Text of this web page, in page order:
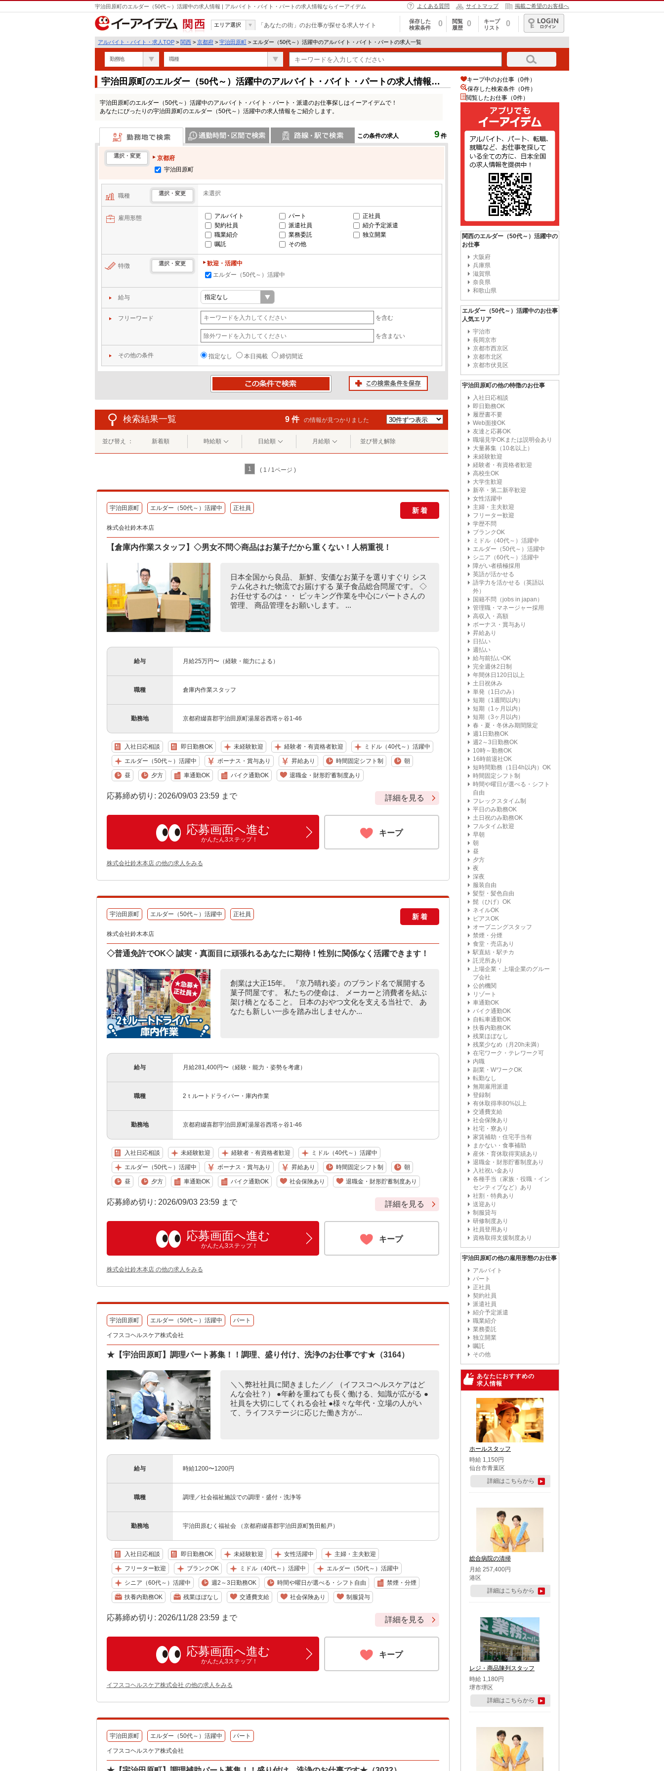
宇治田原町のエルダー（50代～）活躍中の求人情報 | アルバイト・バイト・パートの求人情報ならイーアイデム よくある質問 サイトマップ 掲載ご希望のお客様へ
関西
エリア選択 「あなたの街」のお仕事が探せる求人サイト
保存した
検索条件
0
閲覧
履歴
0
キープ
リスト
0
ログイン
アルバイト・バイト・求人TOP > 関西 > 京都府 > 宇治田原町 > エルダー（50代～）活躍中のアルバイト・バイト・パートの求人一覧
勤務地 職種
宇治田原町のエルダー（50代～）活躍中のアルバイト・バイト・パートの求人情報一
宇治田原町のエルダー（50代～）活躍中のアルバイト・バイト・パート・派遣のお仕事探しはイーアイデムで！
あなたにぴったりの宇治田原町のエルダー（50代～）活躍中の求人情報をご紹介します。
この条件の求人 9 件
勤務地で検索
選択・変更
京都府
宇治田原町
職種 選択・変更 未選択
雇用形態 アルバイト パート
正社員
契約社員
派遣社員
紹介予定派遣
職業紹介
業務委託
独立開業
嘱託
その他
特徴 選択・変更
歓迎・活躍中
エルダー（50代～）活躍中
給与
フリーワード を含む
を含まない
その他の条件 指定なし 本日掲載 締切間近
検索結果一覧 9 件 の情報が見つかりました
並び替え ： 新着順 時給順 日給順 月給順 並び替え解除
1 ( 1 / 1ページ )
宇治田原町 エルダー（50代～）活躍中 正社員 新着
株式会社鈴木本店
【倉庫内作業スタッフ】◇男女不問◇商品はお菓子だから重くない！人柄重視！
日本全国から良品、 新鮮、安価なお菓子を選りすぐり シス
テム化された物流でお届けする 菓子食品総合問屋です。 ◇
お任せするのは・・ ピッキング作業を中心にパートさんの
管理、 商品管理をお願いします。 ...
給与 月給25万円〜（経験・能力による）
職種 倉庫内作業スタッフ
勤務地 京都府綴喜郡宇治田原町湯屋谷西塔ヶ谷1-46
入社日応相談 即日勤務OK 未経験歓迎 経験者・有資格者歓迎 ミドル（40代～）活躍中
エルダー（50代～）活躍中 ボーナス・賞与あり 昇給あり 時間固定シフト制 朝
昼 夕方 車通勤OK バイク通勤OK 退職金・財形貯蓄制度あり
応募締め切り: 2026/09/03 23:59 まで 詳細を見る
応募画面へ進む
かんたん3ステップ！
キープ
株式会社鈴木本店 の他の求人をみる
宇治田原町 エルダー（50代～）活躍中 正社員 新着
株式会社鈴木本店
◇普通免許でOK◇ 誠実・真面目に頑張れるあなたに期待！性別に関係なく活躍できます！
創業は大正15年。 『京乃晴れ姿』のブランド名で展開する
菓子問屋です。 私たちの使命は、 メーカーと消費者を結ぶ
架け橋となること。 日本のおやつ文化を支える当社で、 あ
なたも新しい一歩を踏み出しませんか...
給与 月給281,400円〜（経験・能力・姿勢を考慮）
職種 2ｔルートドライバー・庫内作業
勤務地 京都府綴喜郡宇治田原町湯屋谷西塔ヶ谷1-46
入社日応相談 未経験歓迎 経験者・有資格者歓迎 ミドル（40代～）活躍中
エルダー（50代～）活躍中 ボーナス・賞与あり 昇給あり 時間固定シフト制 朝
昼 夕方 車通勤OK バイク通勤OK 社会保険あり 退職金・財形貯蓄制度あり
応募締め切り: 2026/09/03 23:59 まで 詳細を見る
応募画面へ進む
かんたん3ステップ！
キープ
株式会社鈴木本店 の他の求人をみる
宇治田原町 エルダー（50代～）活躍中 パート
イフスコヘルスケア株式会社
★【宇治田原町】調理パート募集！！調理、盛り付け、洗浄のお仕事です★（3164）
＼＼弊社社員に聞きました／／ （イフスコヘルスケアはど
んな会社？） ●年齢を重ねても長く働ける、知識が広がる ●
社員を大切にしてくれる会社 ●様々な年代・立場の人がい
て、ライフステージに応じた働き方が...
給与 時給1200〜1200円
職種 調理／社会福祉施設での調理・盛付・洗浄等
勤務地 宇治田原むく福祉会 （京都府綴喜郡宇治田原町贄田船戸）
入社日応相談 即日勤務OK 未経験歓迎 女性活躍中 主婦・主夫歓迎
フリーター歓迎 ブランクOK ミドル（40代～）活躍中 エルダー（50代～）活躍中
シニア（60代～）活躍中 週2～3日勤務OK 時間や曜日が選べる・シフト自由 禁煙・分煙
扶養内勤務OK 残業ほぼなし 交通費支給 社会保険あり 制服貸与
応募締め切り: 2026/11/28 23:59 まで 詳細を見る
応募画面へ進む
かんたん3ステップ！
キープ
イフスコヘルスケア株式会社 の他の求人をみる
宇治田原町 エルダー（50代～）活躍中 パート
イフスコヘルスケア株式会社
キープ中のお仕事（0件）
保存した検索条件（0件）
閲覧したお仕事（0件）
関西のエルダー（50代～）活躍中の
お仕事
大阪府
兵庫県
滋賀県
奈良県
和歌山県
エルダー（50代～）活躍中のお仕事
人気エリア
宇治市
長岡京市
京都市西京区
京都市北区
京都市伏見区
宇治田原町の他の特徴のお仕事
入社日応相談
即日勤務OK
履歴書不要
Web面接OK
友達と応募OK
職場見学OKまたは説明会あり
大量募集（10名以上）
未経験歓迎
経験者・有資格者歓迎
高校生OK
大学生歓迎
新卒・第二新卒歓迎
女性活躍中
主婦・主夫歓迎
フリーター歓迎
学歴不問
ブランクOK
ミドル（40代～）活躍中
エルダー（50代～）活躍中
シニア（60代～）活躍中
障がい者積極採用
英語が活かせる
語学力を活かせる（英語以
外）
国籍不問（jobs in japan）
管理職・マネージャー採用
高収入・高額
ボーナス・賞与あり
昇給あり
日払い
週払い
給与前払いOK
完全週休2日制
年間休日120日以上
土日祝休み
単発（1日のみ）
短期（1週間以内）
短期（1ヶ月以内）
短期（3ヶ月以内）
春・夏・冬休み期間限定
週1日勤務OK
週2～3日勤務OK
10時～勤務OK
16時前退社OK
短時間勤務（1日4h以内）OK
時間固定シフト制
時間や曜日が選べる・シフト
自由
フレックスタイム制
平日のみ勤務OK
土日祝のみ勤務OK
フルタイム歓迎
早朝
朝
昼
夕方
夜
深夜
服装自由
髪型・髪色自由
髭（ひげ）OK
ネイルOK
ピアスOK
オープニングスタッフ
禁煙・分煙
食堂・売店あり
駅直結・駅チカ
託児所あり
上場企業・上場企業のグルー
プ会社
公的機関
リゾート
車通勤OK
バイク通勤OK
自転車通勤OK
扶養内勤務OK
残業ほぼなし
残業少なめ（月20h未満）
在宅ワーク・テレワーク可
内職
副業・WワークOK
転勤なし
無期雇用派遣
登録制
有休取得率80%以上
交通費支給
社会保険あり
社宅・寮あり
家賃補助・住宅手当有
まかない・食事補助
産休・育休取得実績あり
退職金・財形貯蓄制度あり
入社祝い金あり
各種手当（家族・役職・イン
センティブなど）あり
社割・特典あり
送迎あり
制服貸与
研修制度あり
社員登用あり
資格取得支援制度あり
宇治田原町の他の雇用形態のお仕事
アルバイト
パート
正社員
契約社員
派遣社員
紹介予定派遣
職業紹介
業務委託
独立開業
嘱託
その他
あなたにおすすめの
求人情報
ホールスタッフ
時給 1,150円
仙台市青葉区
詳細はこちらから
総合病院の清掃
月給 257,400円
港区
詳細はこちらから
レジ・商品陳列スタッフ
時給 1,180円
堺市堺区
詳細はこちらから